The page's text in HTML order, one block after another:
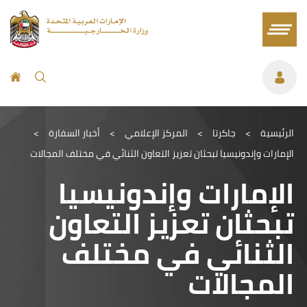
الرئيسية > جاكرتا > المركز الإعلامي > أخبار السفارة >
الإمارات وإندونيسيا تبحثان تعزيز التعاون الثنائي في مختلف المجالات
الإمارات وإندونيسيا
تبحثان تعزيز التعاون
الثنائي في مختلف
المجالات